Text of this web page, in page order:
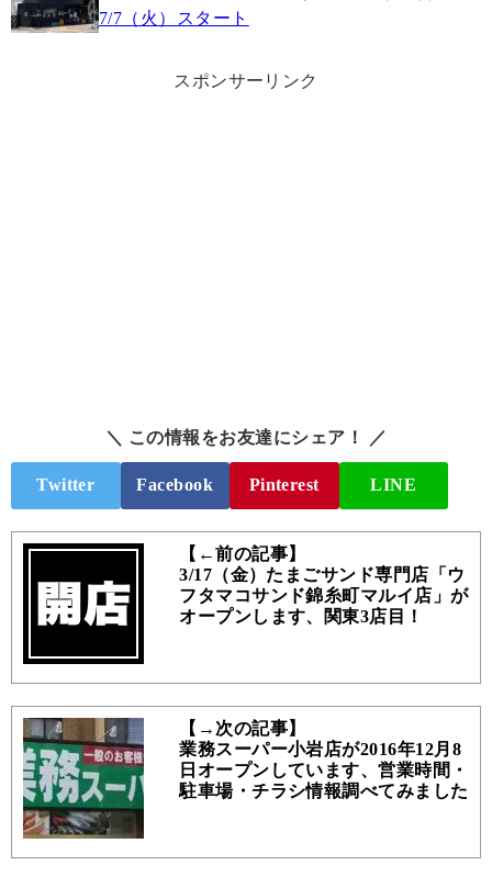
7/7（火）スタート
スポンサーリンク
＼ この情報をお友達にシェア！ ／
Twitter Facebook Pinterest LINE
【←前の記事】
3/17（金）たまごサンド専門店「ウ
フタマコサンド錦糸町マルイ店」が
オープンします、関東3店目！
【→次の記事】
業務スーパー小岩店が2016年12月8
日オープンしています、営業時間・
駐車場・チラシ情報調べてみました